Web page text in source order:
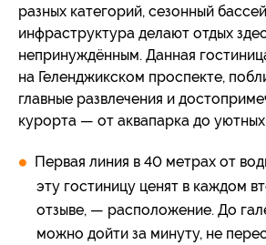
разных категорий, сезонный
инфраструктура делают отдых
непринуждённым. Данная
на Геленджикском проспекте,
главные развлечения и
курорта — от аквапарка до
Первая линия в 40 метрах от
эту гостиницу ценят в каждом
отзыве, — расположение. До
можно дойти за минуту, не